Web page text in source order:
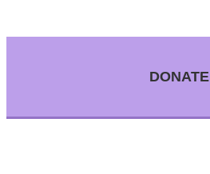
DONATE